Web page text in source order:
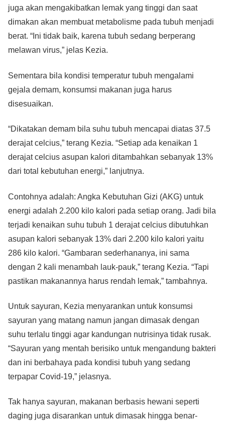
juga akan mengakibatkan lemak yang tinggi dan saat
dimakan akan membuat metabolisme pada tubuh menjadi
berat. “Ini tidak baik, karena tubuh sedang berperang
melawan virus,” jelas Kezia.
Sementara bila kondisi temperatur tubuh mengalami
gejala demam, konsumsi makanan juga harus
disesuaikan.
“Dikatakan demam bila suhu tubuh mencapai diatas 37.5
derajat celcius,” terang Kezia. “Setiap ada kenaikan 1
derajat celcius asupan kalori ditambahkan sebanyak 13%
dari total kebutuhan energi,” lanjutnya.
Contohnya adalah: Angka Kebutuhan Gizi (AKG) untuk
energi adalah 2.200 kilo kalori pada setiap orang. Jadi bila
terjadi kenaikan suhu tubuh 1 derajat celcius dibutuhkan
asupan kalori sebanyak 13% dari 2.200 kilo kalori yaitu
286 kilo kalori. “Gambaran sederhananya, ini sama
dengan 2 kali menambah lauk-pauk,” terang Kezia. “Tapi
pastikan makanannya harus rendah lemak,” tambahnya.
Untuk sayuran, Kezia menyarankan untuk konsumsi
sayuran yang matang namun jangan dimasak dengan
suhu terlalu tinggi agar kandungan nutrisinya tidak rusak.
“Sayuran yang mentah berisiko untuk mengandung bakteri
dan ini berbahaya pada kondisi tubuh yang sedang
terpapar Covid-19,” jelasnya.
Tak hanya sayuran, makanan berbasis hewani seperti
daging juga disarankan untuk dimasak hingga benar-